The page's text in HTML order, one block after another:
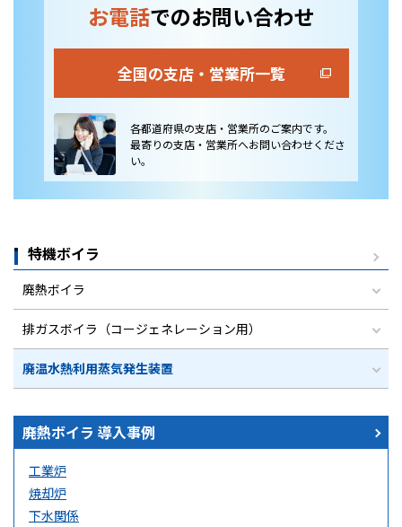
お電話でのお問い合わせ
全国の支店・営業所一覧
各都道府県の支店・営業所のご案内です。
最寄りの支店・営業所へお問い合わせくださ
い。
特機ボイラ
廃熱ボイラ
排ガスボイラ（コージェネレーション用）
廃温水熱利用蒸気発生装置
廃熱ボイラ 導入事例
工業炉
焼却炉
下水関係